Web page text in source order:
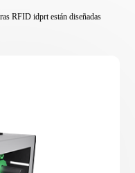
RFID idprt están diseñadas